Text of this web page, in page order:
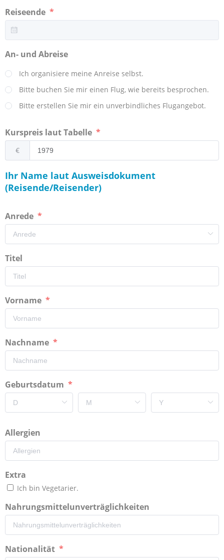
Reiseende
An- und Abreise
Ich organisiere meine Anreise selbst.
Bitte buchen Sie mir einen Flug, wie bereits besprochen.
Bitte erstellen Sie mir ein unverbindliches Flugangebot.
Kurspreis laut Tabelle
€
Ihr Name laut Ausweisdokument
(Reisende/Reisender)
Anrede
Titel
Vorname
Nachname
Geburtsdatum
Allergien
Extra
Ich bin Vegetarier.
Nahrungsmittelunverträglichkeiten
Nationalität